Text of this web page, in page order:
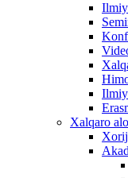
Xalqaro